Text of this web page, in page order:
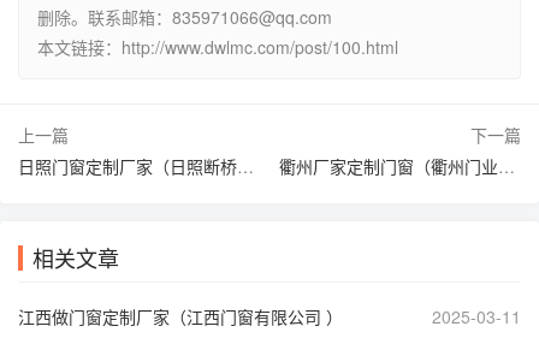
删除。联系邮箱： 835971066@qq.com
本文链接：http://www.dwlmc.com/post/100.html
上一篇
日照门窗定制厂家（日照断桥铝门窗公司排名 ）
下一篇
衢州厂家定制门窗（衢州门业定制 ）
相关文章
江西做门窗定制厂家（江西门窗有限公司 ）
2025-03-11